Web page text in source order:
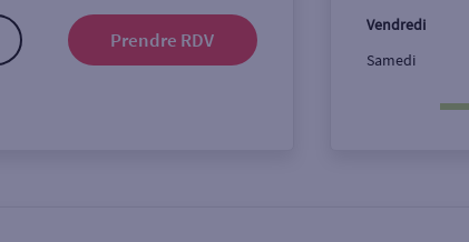
Prendre RDV
Vendredi
Samedi